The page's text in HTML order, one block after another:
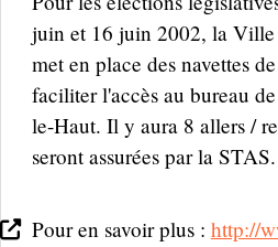
juin et 16 juin 2002, la Ville
met en place des navettes
faciliter l'accès au bureau
le-Haut. Il y aura 8 allers /
seront assurées par la STAS.
Pour en savoir plus : http://